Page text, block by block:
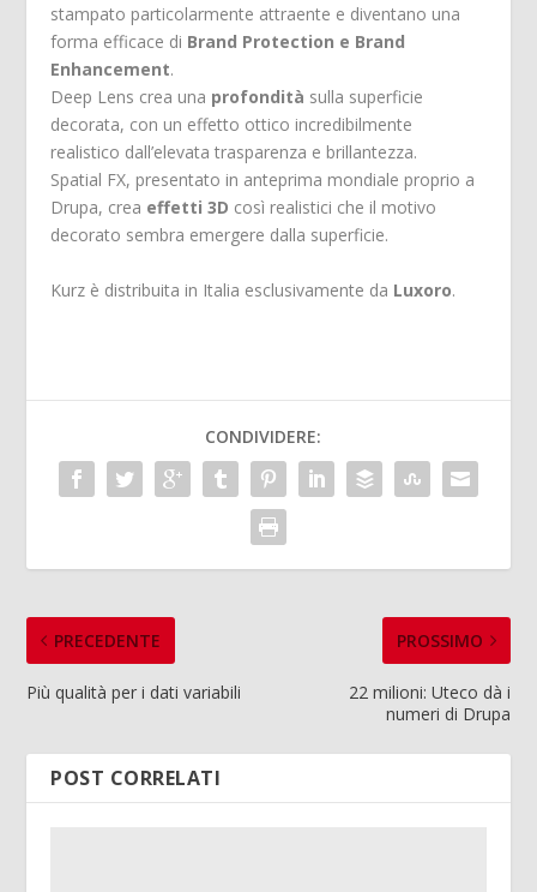
stampato particolarmente attraente e diventano una
forma efficace di Brand Protection e Brand
Enhancement.
Deep Lens crea una profondità sulla superficie
decorata, con un effetto ottico incredibilmente
realistico dall’elevata trasparenza e brillantezza.
Spatial FX, presentato in anteprima mondiale proprio a
Drupa, crea effetti 3D così realistici che il motivo
decorato sembra emergere dalla superficie.
Kurz è distribuita in Italia esclusivamente da Luxoro.
CONDIVIDERE:
PRECEDENTE
Più qualità per i dati variabili
PROSSIMO
22 milioni: Uteco dà i
numeri di Drupa
POST CORRELATI